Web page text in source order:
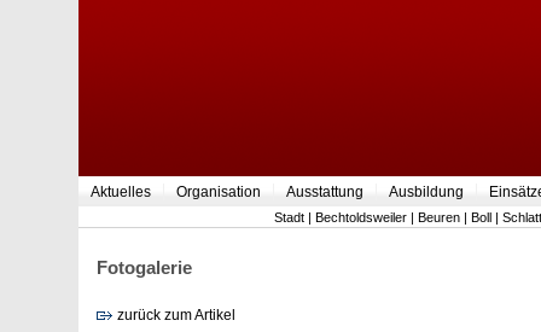
Aktuelles Organisation Ausstattung Ausbildung
Stadt | Bechtoldsweiler | Beuren | Boll | Schlatt
Fotogalerie
zurück zum Artikel